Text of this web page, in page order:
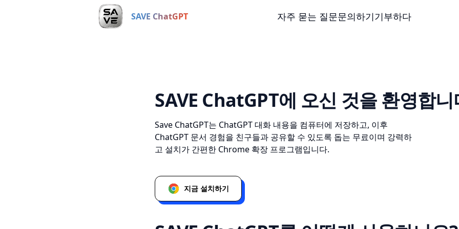
SAVE ChatGPT 자주 묻는 질문문의하기기부하다
SAVE ChatGPT에 오신 것을 환영합니
Save ChatGPT는 ChatGPT 대화 내용을 컴퓨터에 저장하고, 이후
ChatGPT 문서 경험을 친구들과 공유할 수 있도록 돕는 무료이며 강력하
고 설치가 간편한 Chrome 확장 프로그램입니다.
지금 설치하기